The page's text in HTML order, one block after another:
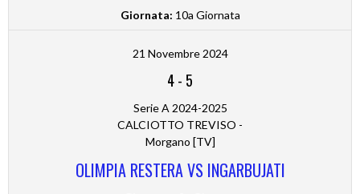
Giornata: 10a Giornata
21 Novembre 2024
4- 5
Serie A 2024-2025
CALCIOTTO TREVISO -
Morgano [TV]
OLIMPIA RESTERA VS INGARBUJATI